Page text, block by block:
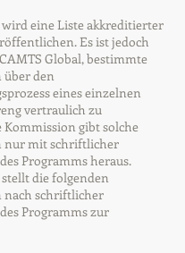
wird eine Liste akkreditierter
Es ist jedoch
Global, bestimmte
den
eines einzelnen
vertraulich zu
Kommission gibt solche
mit schriftlicher
Programms heraus.
die folgenden
schriftlicher
Programms zur